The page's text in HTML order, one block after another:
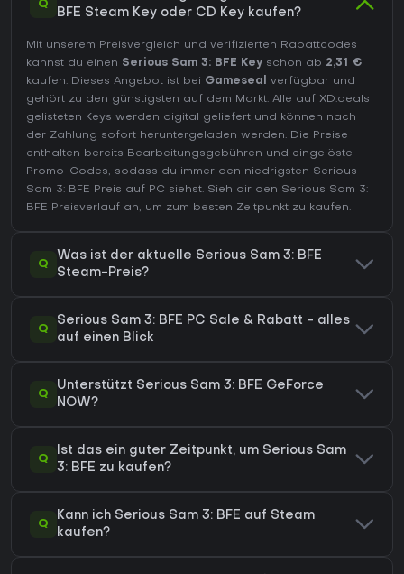
Q
BFE Steam Key oder CD Key kaufen?
Mit unserem Preisvergleich und verifizierten Rabattcodes
kannst du einen Serious Sam 3: BFE Key schon ab 2,31 €
kaufen. Dieses Angebot ist bei Gameseal
verfügbar und
gehört zu den günstigsten auf dem Markt. Alle auf XD.deals
gelisteten Keys werden digital geliefert und können nach
der Zahlung sofort heruntergeladen werden. Die Preise
enthalten bereits Bearbeitungsgebühren und eingelöste
Promo-Codes, sodass du immer den niedrigsten Serious
Sam 3: BFE Preis auf PC siehst. Sieh dir den Serious Sam 3:
BFE Preisverlauf an, um zum besten Zeitpunkt zu kaufen.
Q
Was ist der aktuelle Serious Sam 3: BFE
Steam-Preis?
Q
Serious Sam 3: BFE PC Sale & Rabatt - alles
auf einen Blick
Q
Unterstützt Serious Sam 3: BFE GeForce
NOW?
Q
Ist das ein guter Zeitpunkt, um Serious Sam
3: BFE zu kaufen?
Q
Kann ich Serious Sam 3: BFE auf Steam
kaufen?